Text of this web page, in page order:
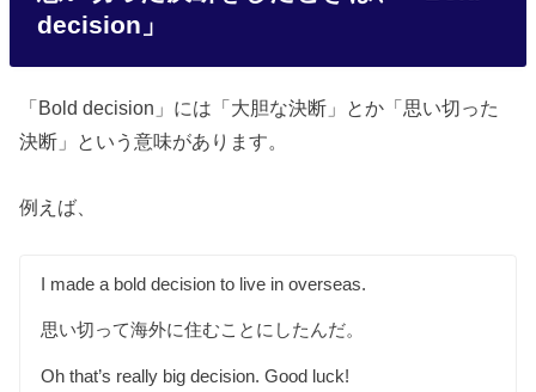
decision」
「Bold decision」には「大胆な決断」とか「思い切った
決断」という意味があります。
例えば、
I made a bold decision to live in overseas.
思い切って海外に住むことにしたんだ。
Oh that’s really big decision. Good luck!